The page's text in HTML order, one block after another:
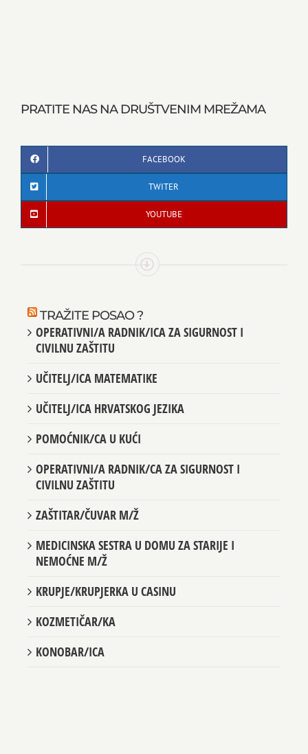
PRATITE NAS NA DRUŠTVENIM MREŽAMA
FACEBOOK
TWITER
YOUTUBE
TRAŽITE POSAO ?
OPERATIVNI/A RADNIK/ICA ZA SIGURNOST I
CIVILNU ZAŠTITU
UČITELJ/ICA MATEMATIKE
UČITELJ/ICA HRVATSKOG JEZIKA
POMOĆNIK/CA U KUĆI
OPERATIVNI/A RADNIK/CA ZA SIGURNOST I
CIVILNU ZAŠTITU
ZAŠTITAR/ČUVAR M/Ž
MEDICINSKA SESTRA U DOMU ZA STARIJE I
NEMOĆNE M/Ž
KRUPJE/KRUPJERKA U CASINU
KOZMETIČAR/KA
KONOBAR/ICA